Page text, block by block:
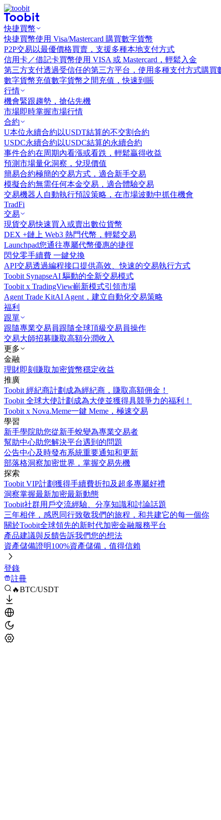
快捷買幣
快捷買幣使用 Visa/Mastercard 購買數字貨幣
P2P交易 以最優價格買賣，支援多種本地支付方式
信用卡／借記卡買幣使用 VISA 或 Mastercard，輕鬆入金
第三方支付透過受信任的第三方平台，使用多種支付方式購買
數字貨幣充值數字貨幣之間充值，快速到賬
行情
機會緊跟趨勢，搶佔先機
市場即時掌握市場行情
合約
U本位永續合約 以USDT結算的不交割合約
USDC永續合約 以USDC結算的永續合約
事件合約在周期內看漲或看跌，輕鬆贏得收益
預測市場量化洞察，兌現價值
簡易合約極簡的交易方式，適合新手交易
模擬合約無需任何本金交易，適合體驗交易
交易機器人 自動執行預設策略，在市場波動中抓住機會
TradFi
交易
現貨交易快速買入或賣出數位貨幣
DEX +鏈上 Web3 熱門代幣，輕鬆交易
Launchpad您通往專屬代幣優惠的捷徑
閃兌零手續費 一鍵兌換
API交易透過編程接口提供高效、快速的交易執行方式
Toobit SynapseAI 驅動的全新交易模式
Toobit x TradingView嶄新模式引領市場
Agent Trade KitAI Agent，建立自動化交易策略
福利
跟單
跟隨專業交易員跟隨全球頂級交易員操作
交易大師招募賺取高額分潤收入
更多
金融
理財即刻賺取加密貨幣穩定收益
推廣
Toobit 經紀商計劃 成為經紀商，賺取高額佣金！
Toobit 全球大使計劃 成為大使並獲得具競爭力的福利！
Toobit x Nova.Meme一鍵 Meme，極速交易
學習
新手學院助您從新手蛻變為專業交易者
幫助中心助您解決平台遇到的問題
公告中心及時發布系統重要通知和更新
部落格洞察加密世界，掌握交易先機
探索
Toobit VIP計劃獲得手續費折扣及超多專屬好禮
洞察掌握最新加密最新動態
Toobit社群用戶交流經驗、分享知識和討論話題
三年相伴，感恩同行致敬我們的旅程，和共建它的每一個你
關於Toobit全球領先的新时代加密金融服務平台
產品建議與反饋告訴我們您的想法
資產儲備證明100%資產儲備，值得信賴
登錄
註冊
🔥BTC/USDT